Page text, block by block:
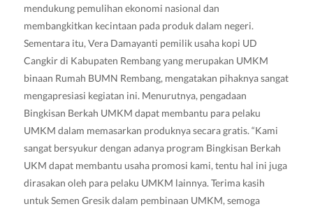
mendukung pemulihan ekonomi nasional dan
membangkitkan kecintaan pada produk dalam negeri.
Sementara itu, Vera Damayanti pemilik usaha kopi UD
Cangkir di Kabupaten Rembang yang merupakan UMKM
binaan Rumah BUMN Rembang, mengatakan pihaknya sangat
mengapresiasi kegiatan ini. Menurutnya, pengadaan
Bingkisan Berkah UMKM dapat membantu para pelaku
UMKM dalam memasarkan produknya secara gratis. “Kami
sangat bersyukur dengan adanya program Bingkisan Berkah
UKM dapat membantu usaha promosi kami, tentu hal ini juga
dirasakan oleh para pelaku UMKM lainnya. Terima kasih
untuk Semen Gresik dalam pembinaan UMKM, semoga